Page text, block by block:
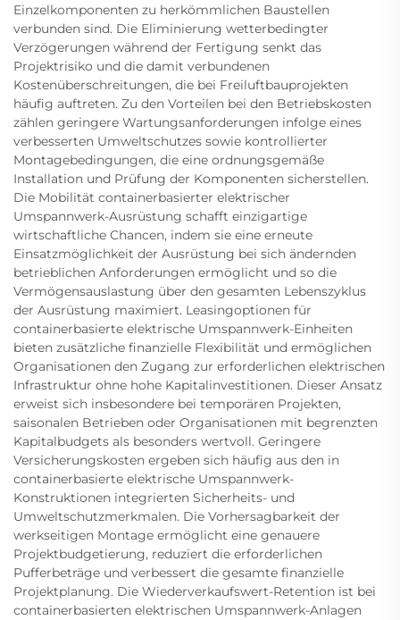
Einzelkomponenten zu herkömmlichen Baustellen
verbunden sind. Die Eliminierung wetterbedingter
Verzögerungen während der Fertigung senkt das
Projektrisiko und die damit verbundenen
Kostenüberschreitungen, die bei Freiluftbauprojekten
häufig auftreten. Zu den Vorteilen bei den Betriebskosten
zählen geringere Wartungsanforderungen infolge eines
verbesserten Umweltschutzes sowie kontrollierter
Montagebedingungen, die eine ordnungsgemäße
Installation und Prüfung der Komponenten sicherstellen.
Die Mobilität containerbasierter elektrischer
Umspannwerk-Ausrüstung schafft einzigartige
wirtschaftliche Chancen, indem sie eine erneute
Einsatzmöglichkeit der Ausrüstung bei sich ändernden
betrieblichen Anforderungen ermöglicht und so die
Vermögensauslastung über den gesamten Lebenszyklus
der Ausrüstung maximiert. Leasingoptionen für
containerbasierte elektrische Umspannwerk-Einheiten
bieten zusätzliche finanzielle Flexibilität und ermöglichen
Organisationen den Zugang zur erforderlichen elektrischen
Infrastruktur ohne hohe Kapitalinvestitionen. Dieser Ansatz
erweist sich insbesondere bei temporären Projekten,
saisonalen Betrieben oder Organisationen mit begrenzten
Kapitalbudgets als besonders wertvoll. Geringere
Versicherungskosten ergeben sich häufig aus den in
containerbasierte elektrische Umspannwerk-
Konstruktionen integrierten Sicherheits- und
Umweltschutzmerkmalen. Die Vorhersagbarkeit der
werkseitigen Montage ermöglicht eine genauere
Projektbudgetierung, reduziert die erforderlichen
Pufferbeträge und verbessert die gesamte finanzielle
Projektplanung. Die Wiederverkaufswert-Retention ist bei
containerbasierten elektrischen Umspannwerk-Anlagen